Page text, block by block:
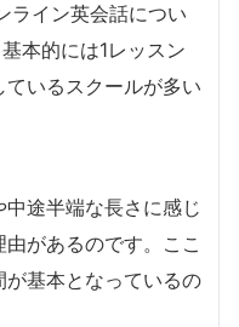
ライン英会話につい
本的には1レッスン
いるスクールが多い
途半端な長さに感じ
があるのです。ここ
基本となっているの